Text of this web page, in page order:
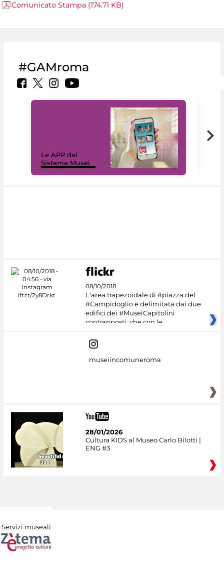
Comunicato Stampa (174.71 KB)
#GAMroma
Le APP del
Sistema Musei
08/10/2018
L'area trapezoidale di #piazza del
#Campidoglio è delimitata dai due
edifici dei #MuseiCapitolini
contrapposti, che con le
museiincomuneroma
28/01/2026
Cultura KIDS al Museo Carlo Bilotti |
ENG #3
Servizi museali